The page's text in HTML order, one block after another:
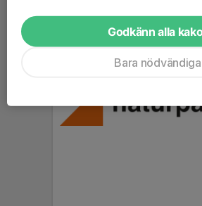
Godkänn alla
Bara nödvändiga